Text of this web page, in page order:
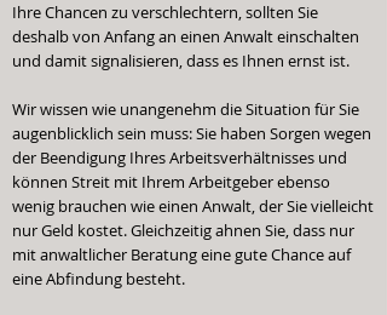
Ihre Chancen zu verschlechtern, sollten Sie
deshalb von Anfang an einen Anwalt einschalten
und damit signalisieren, dass es Ihnen ernst ist.
Wir wissen wie unangenehm die Situation für Sie
augenblicklich sein muss: Sie haben Sorgen wegen
der Beendigung Ihres Arbeitsverhältnisses und
können Streit mit Ihrem Arbeitgeber ebenso
wenig brauchen wie einen Anwalt, der Sie vielleicht
nur Geld kostet. Gleichzeitig ahnen Sie, dass nur
mit anwaltlicher Beratung eine gute Chance auf
eine Abfindung besteht.